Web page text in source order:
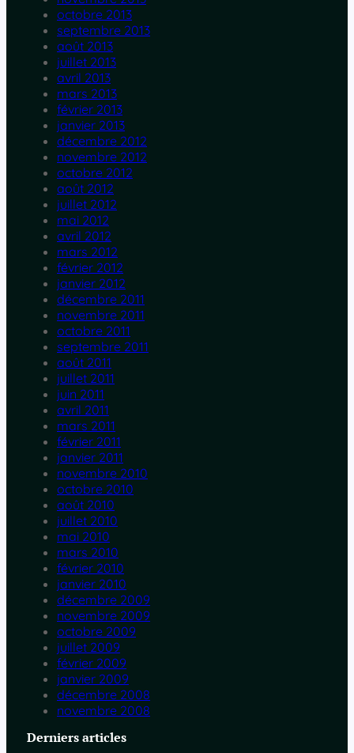
octobre 2013
septembre 2013
août 2013
juillet 2013
avril 2013
mars 2013
février 2013
janvier 2013
décembre 2012
novembre 2012
octobre 2012
août 2012
juillet 2012
mai 2012
avril 2012
mars 2012
février 2012
janvier 2012
décembre 2011
novembre 2011
octobre 2011
septembre 2011
août 2011
juillet 2011
juin 2011
avril 2011
mars 2011
février 2011
janvier 2011
novembre 2010
octobre 2010
août 2010
juillet 2010
mai 2010
mars 2010
février 2010
janvier 2010
décembre 2009
novembre 2009
octobre 2009
juillet 2009
février 2009
janvier 2009
décembre 2008
novembre 2008
Derniers articles